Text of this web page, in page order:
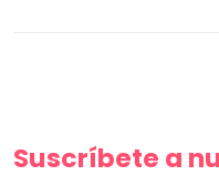
Suscríbete a